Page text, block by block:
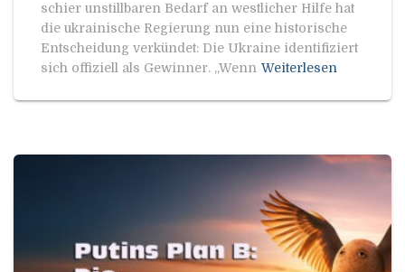
schier unstillbaren Bedarf an westlicher Hilfe hat
die ukrainische Regierung nun eine historische
Entscheidung verkündet: Die Ukraine identifiziert
sich offiziell als Gewinner. „Wenn Weiterlesen